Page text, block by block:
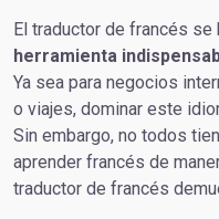
El traductor de francés se
herramienta
Ya sea para negocios
o viajes, dominar este
Sin embargo, no todos
aprender francés de
traductor de francés